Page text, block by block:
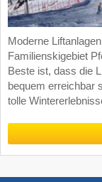
Moderne
Familienskigebiet
Beste ist, dass die
bequem erreichbar
tolle